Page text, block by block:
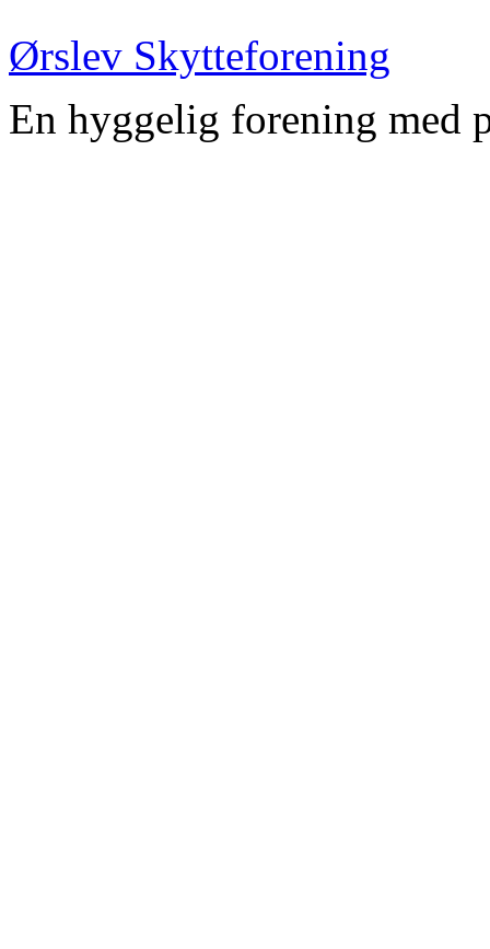
Ørslev Skytteforening
En hyggelig forening med